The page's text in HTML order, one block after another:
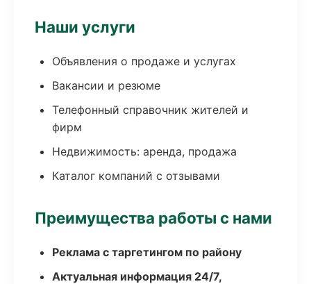
Наши услуги
Объявления о продаже и услугах
Вакансии и резюме
Телефонный справочник жителей и
фирм
Недвижимость: аренда, продажа
Каталог компаний с отзывами
Преимущества работы с нами
Реклама с таргетингом по району
Актуальная информация 24/7,